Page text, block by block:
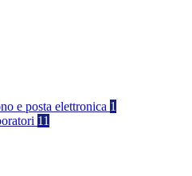
e posta elettronica 1
11